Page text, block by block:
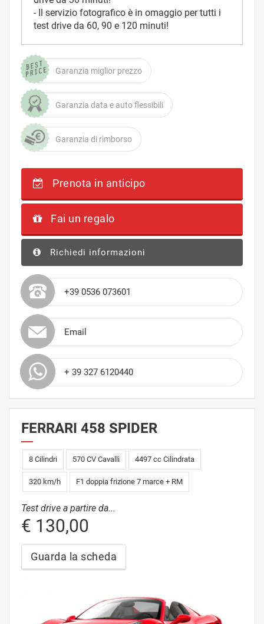
- Il servizio fotografico è in omaggio per tutti i
test drive da 60, 90 e 120 minuti!
Garanzia miglior prezzo
Garanzia data e auto flessibili
Garanzia di rimborso
Prenota in anticipo
Fai un regalo
Richiedi informazioni
+39 0536 073601
Email
+ 39 327 6120440
FERRARI 458 SPIDER
8 Cilindri 570 CV Cavalli 4497 cc Cilindrata
320 km/h F1 doppia frizione 7 marce + RM
Test drive a partire da...
€ 130,00
Guarda la scheda